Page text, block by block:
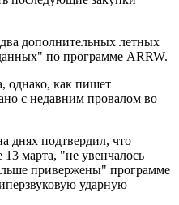
дополнительных летных
по программе ARRW.
однако, как пишет
с недавним провалом во
подтвердил, что
марта, "не увенчалось
привержены" программе
ударную